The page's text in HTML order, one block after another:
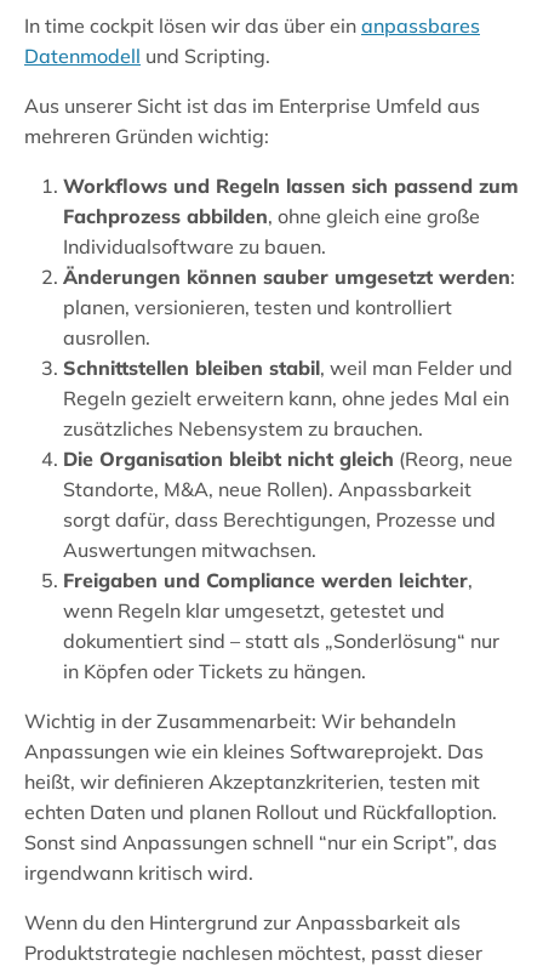
In time cockpit lösen wir das über ein anpassbares
Datenmodell und Scripting.
Aus unserer Sicht ist das im Enterprise Umfeld aus
mehreren Gründen wichtig:
Workflows und Regeln lassen sich passend zum
Fachprozess abbilden, ohne gleich eine große
Individualsoftware zu bauen.
Änderungen können sauber umgesetzt werden:
planen, versionieren, testen und kontrolliert
ausrollen.
Schnittstellen bleiben stabil, weil man Felder und
Regeln gezielt erweitern kann, ohne jedes Mal ein
zusätzliches Nebensystem zu brauchen.
Die Organisation bleibt nicht gleich (Reorg, neue
Standorte, M&A, neue Rollen). Anpassbarkeit
sorgt dafür, dass Berechtigungen, Prozesse und
Auswertungen mitwachsen.
Freigaben und Compliance werden leichter,
wenn Regeln klar umgesetzt, getestet und
dokumentiert sind – statt als „Sonderlösung“ nur
in Köpfen oder Tickets zu hängen.
Wichtig in der Zusammenarbeit: Wir behandeln
Anpassungen wie ein kleines Softwareprojekt. Das
heißt, wir definieren Akzeptanzkriterien, testen mit
echten Daten und planen Rollout und Rückfalloption.
Sonst sind Anpassungen schnell “nur ein Script”, das
irgendwann kritisch wird.
Wenn du den Hintergrund zur Anpassbarkeit als
Produktstrategie nachlesen möchtest, passt dieser